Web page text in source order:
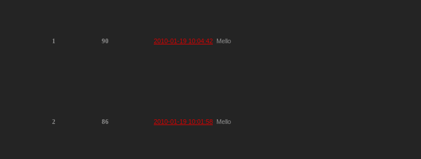
1 90 2010-01-19 10:04:42 Mello
2 86 2010-01-19 10:01:58 Mello